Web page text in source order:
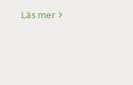
Läs mer